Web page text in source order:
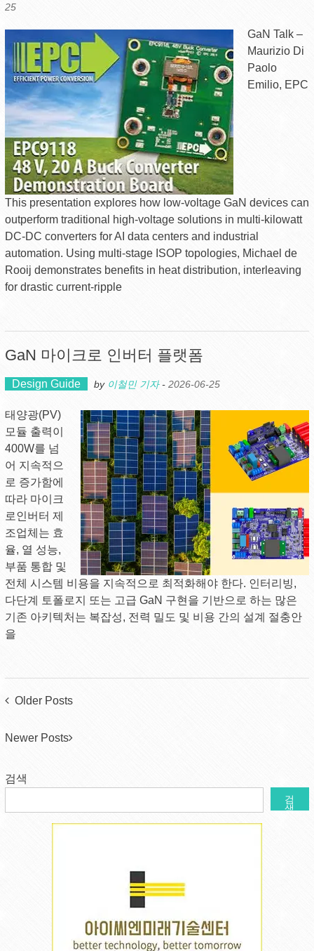
25
GaN Talk –
Maurizio Di
Paolo
Emilio, EPC
This presentation explores how low-voltage GaN devices can
outperform traditional high-voltage solutions in multi‑kilowatt
DC‑DC converters for AI data centers and industrial
automation. Using multi‑stage ISOP topologies, Michael de
Rooij demonstrates benefits in heat distribution, interleaving
for drastic current‑ripple
GaN 마이크로 인버터 플랫폼
Design Guide by 이철민 기자- 2026-06-25
태양광(PV)
모듈 출력이
400W를 넘
어 지속적으
로 증가함에
따라 마이크
로인버터 제
조업체는 효
율, 열 성능,
부품 통합 및
전체 시스템 비용을 지속적으로 최적화해야 한다. 인터리빙,
다단계 토폴로지 또는 고급 GaN 구현을 기반으로 하는 많은
기존 아키텍처는 복잡성, 전력 밀도 및 비용 간의 설계 절충안
을
Posts
Older Posts
Newer Posts
검색
검
색